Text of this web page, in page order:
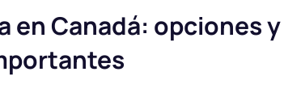
en Canadá: opciones y